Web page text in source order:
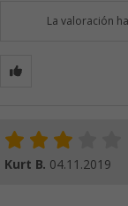
La valoración
Kurt B. 04.11.2019